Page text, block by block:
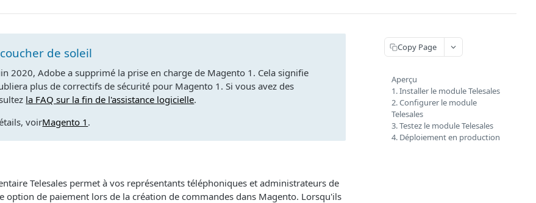
de soleil
2020, Adobe a supprimé la prise en charge de Magento 1. Cela signifie
plus de correctifs de sécurité pour Magento 1. Si vous avez des
la FAQ sur la fin de l'assistance logicielle.
voirMagento 1 .
Telesales permet à vos représentants téléphoniques et administrateurs de
de paiement lors de la création de commandes dans Magento. Lorsqu'ils
Copy Page
Aperçu
1. Installer le module Telesales
2. Configurer le module
Telesales
3. Testez le module Telesales
4. Déploiement en production